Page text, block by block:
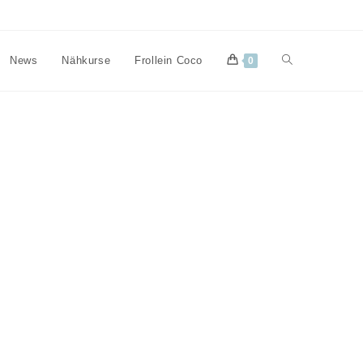
News Nähkurse Frollein Coco 0 Website-